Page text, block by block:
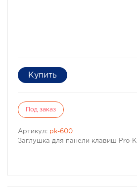
Под заказ
Артикул: pk-600
Заглушка для панели клавиш Pro-